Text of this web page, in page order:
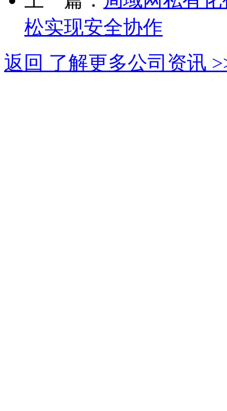
松实现安全协作
返回 了解更多公司资讯